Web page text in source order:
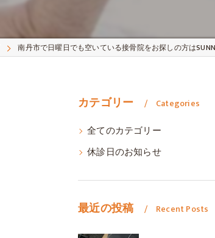
南丹市で日曜日でも空いている接骨院をお探しの方は
カテゴリー Categories
全てのカテゴリー
休診日のお知らせ
最近の投稿 Recent Posts